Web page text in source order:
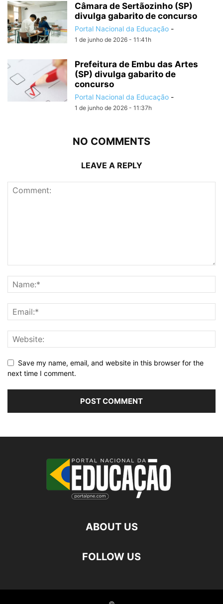
Câmara de Sertãozinho (SP)
divulga gabarito de concurso
Portal Nacional da Educação -
1 de junho de 2026 - 11:41h
Prefeitura de Embu das Artes
(SP) divulga gabarito de
concurso
Portal Nacional da Educação -
1 de junho de 2026 - 11:37h
NO COMMENTS
LEAVE A REPLY
Save my name, email, and website in this browser for the
next time I comment.
ABOUT US
FOLLOW US